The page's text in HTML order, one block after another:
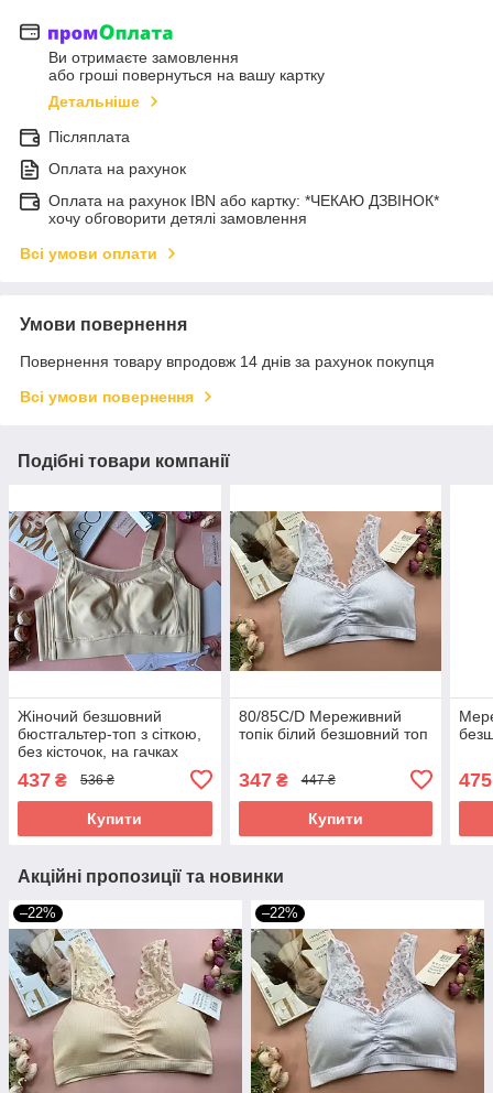
Ви отримаєте замовлення
або гроші повернуться на вашу картку
Детальніше
Післяплата
Оплата на рахунок
Оплата на рахунок IBN або картку: *ЧЕКАЮ ДЗВІНОК*
хочу обговорити детялі замовлення
Всі умови оплати
Умови повернення
Повернення товару впродовж 14 днів за рахунок покупця
Всі умови повернення
Подібні товари компанії
Жіночий безшовний
бюстгальтер-топ з сіткою,
без кісточок, на гачках
437 ₴ 536 ₴
Купити
80/85С/D Мереживний
топік білий безшовний топ
347₴ 447 ₴
Купити
475
Акційні пропозиції та новинки
–22% –22%